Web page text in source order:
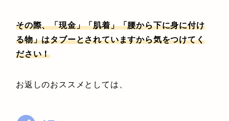
その際、「現金」「肌着」「腰から下に身に付け
る物」はタブーとされていますから気をつけてく
ださい！
お返しのおススメとしては、